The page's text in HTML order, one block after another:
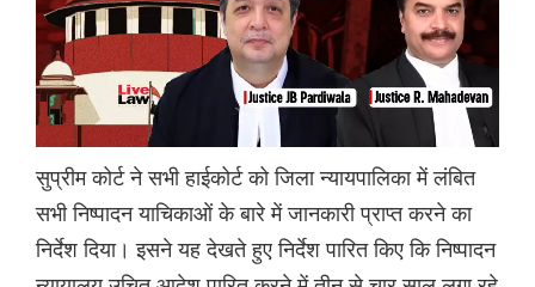
सुप्रीम कोर्ट ने सभी हाईकोर्ट को जिला न्यायपालिका में लंबित
सभी निष्पादन याचिकाओं के बारे में जानकारी प्राप्त करने का
निर्देश दिया। इसने यह देखते हुए निर्देश पारित किए कि निष्पादन